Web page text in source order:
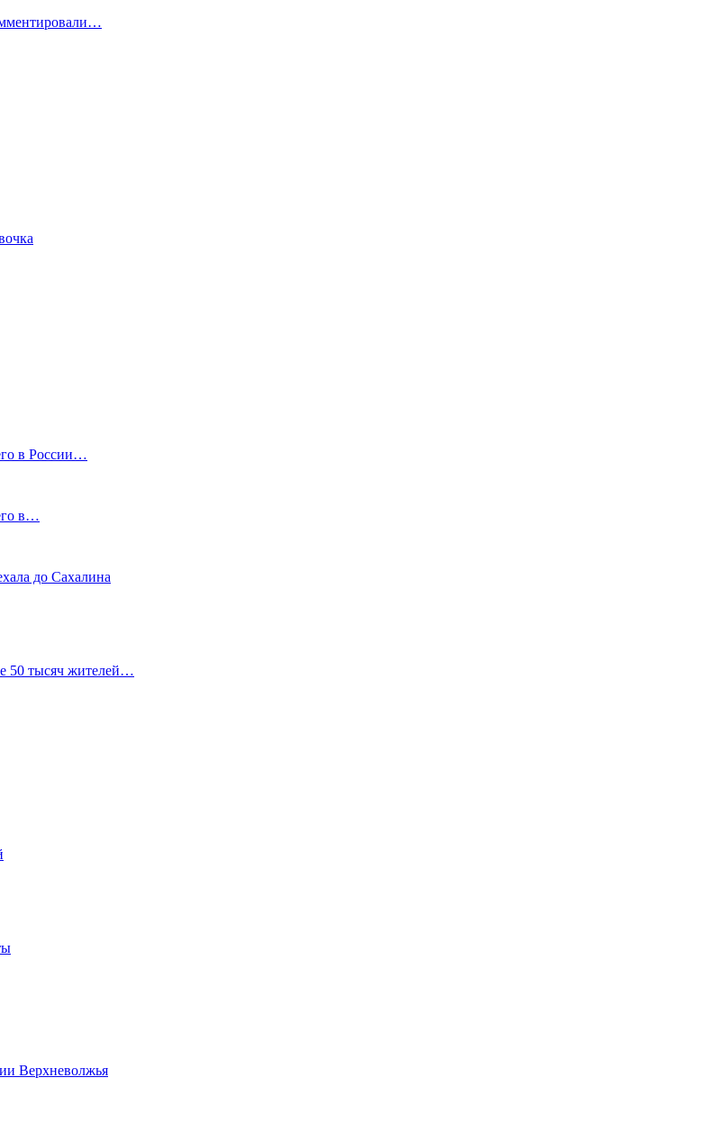
в России…
в…
до Сахалина
50 тысяч жителей…
Верхневолжья